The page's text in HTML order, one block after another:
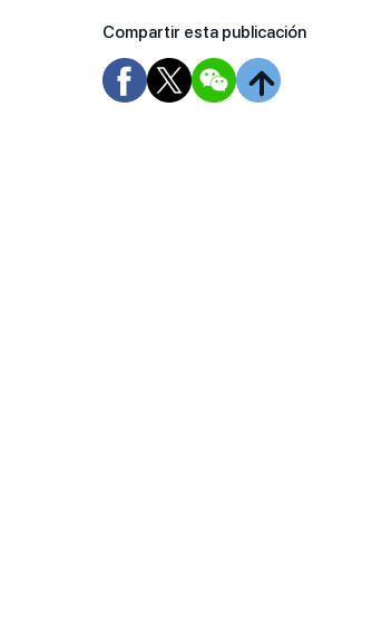
Compartir esta publicación